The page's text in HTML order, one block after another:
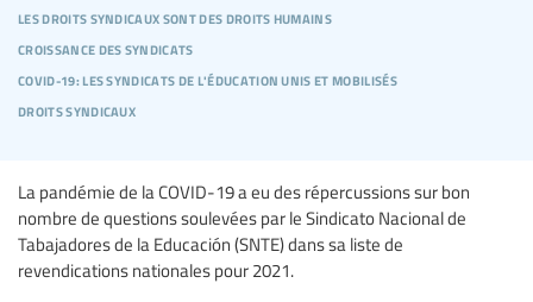
les droits syndicaux sont des droits humains
croissance des syndicats
covid-19: les syndicats de l'éducation unis et mobilisés
droits syndicaux
La pandémie de la COVID-19 a eu des répercussions sur bon
nombre de questions soulevées par le Sindicato Nacional de
Tabajadores de la Educación (SNTE) dans sa liste de
revendications nationales pour 2021.